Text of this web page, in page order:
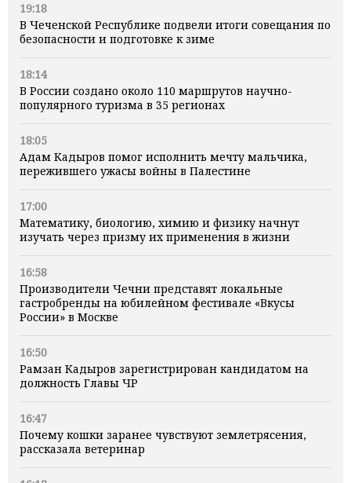
19:18
В Чеченской Республике подвели итоги совещания по
безопасности и подготовке к зиме
18:14
В России создано около 110 маршрутов научно-
популярного туризма в 35 регионах
18:05
Адам Кадыров помог исполнить мечту мальчика,
пережившего ужасы войны в Палестине
17:00
Математику, биологию, химию и физику начнут
изучать через призму их применения в жизни
16:58
Производители Чечни представят локальные
гастробренды на юбилейном фестивале «Вкусы
России» в Москве
16:50
Рамзан Кадыров зарегистрирован кандидатом на
должность Главы ЧР
16:47
Почему кошки заранее чувствуют землетрясения,
рассказала ветеринар